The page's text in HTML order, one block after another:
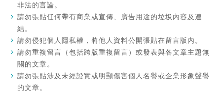
非法的言論。
請勿張貼任何帶有商業或宣傳、廣告用途的垃圾內容及連
結。
請勿侵犯個人隱私權，將他人資料公開張貼在留言版內。
請勿重複留言（包括跨版重複留言）或發表與各文章主題無
關的文章。
請勿張貼涉及未經證實或明顯傷害個人名譽或企業形象聲譽
的文章。